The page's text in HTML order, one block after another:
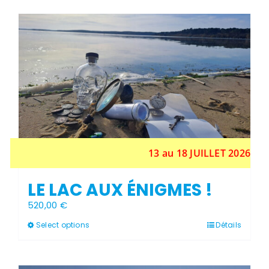
13 au 18 JUILLET 2026
LE LAC AUX ÉNIGMES !
520,00 €
Select options Détails